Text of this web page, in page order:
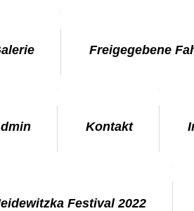
Freigegebene
Kontakt
Festival 2022